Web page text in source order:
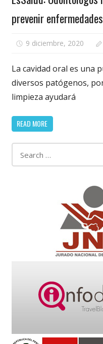
prevenir
9 diciembre, 2020
La cavidad oral es una
diversos patógenos,
limpieza ayudará
READ MORE